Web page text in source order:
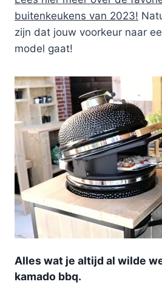
buitenkeukens van 2023!
zijn dat jouw voorkeur naar
model gaat!
Alles wat je altijd al wilde
kamado bbq.